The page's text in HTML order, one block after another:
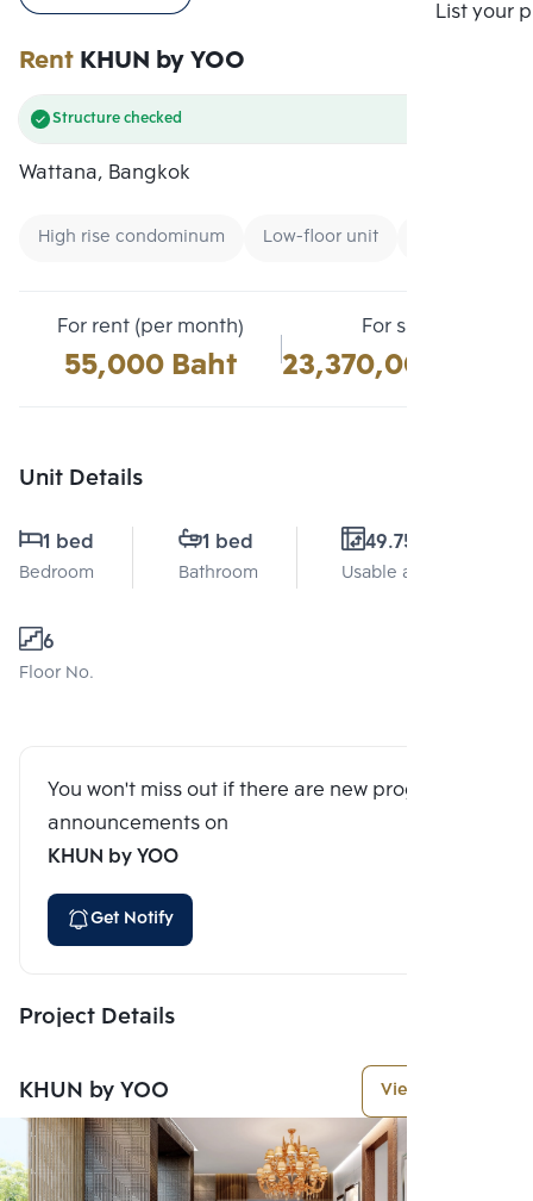
List your
RentKHUN by YOO
Structure checked
Wattana, Bangkok
High rise condominum Low-floor unit
For sale
23,370,000 Baht
For rent (per month)
55,000 Baht
Unit Details
1 bed
Bedroom
1 bed
Bathroom
49.75 Sq.m.
Usable area
6
Floor No.
You won't miss out if there are new program
announcements on
KHUN by YOO
Get Notify
Project Details
KHUN by YOO View More